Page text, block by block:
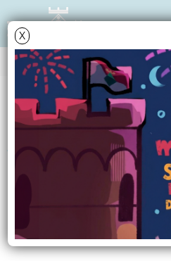
X
AGENDA
Dijous22
Visita de
Mòbil
Consumidor